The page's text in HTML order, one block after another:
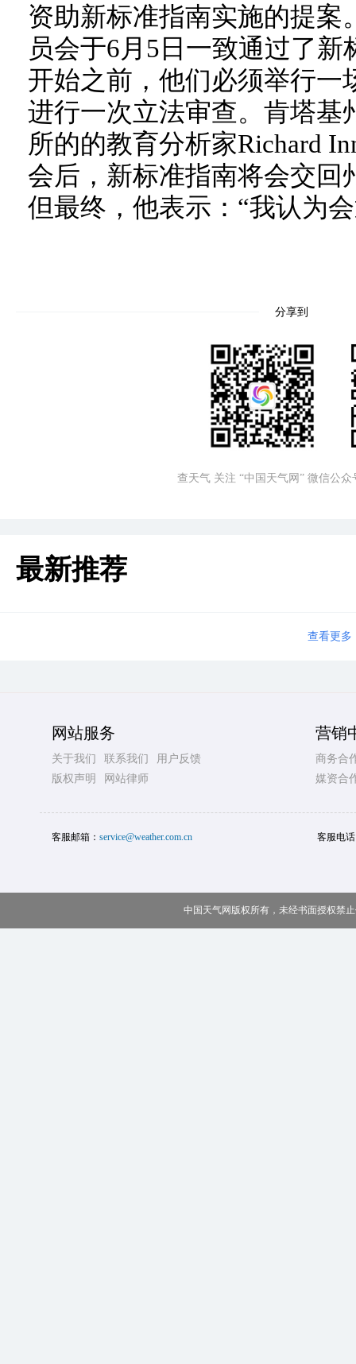
资助新标准指南实施的提案
员会于6月5日一致通过了
开始之前，他们必须举行一
进行一次立法审查。肯塔基
所的的教育分析家Richard
会后，新标准指南将会交回
但最终，他表示：“我认为
分享到
查天气 关注 “中国天气网” 微信公众
最新推荐
查看更多
网站服务
关于我们 联系我们
用户反馈
版权声明
网站律师
营销
商务合
媒资合
客服邮箱： service@weather.com.cn 客服电
中国天气网版权所有，未经书面授权